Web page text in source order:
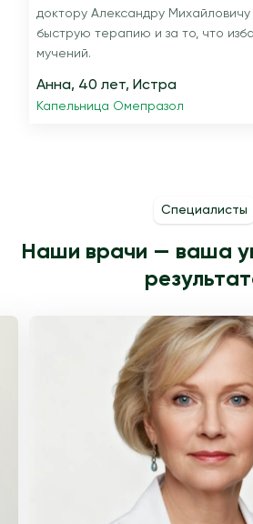
доктору Александру
быструю терапию и за то, что
мучений.
Анна, 40 лет, Истра
Капельница Омепразол
Специалисты
Наши врачи — ваша